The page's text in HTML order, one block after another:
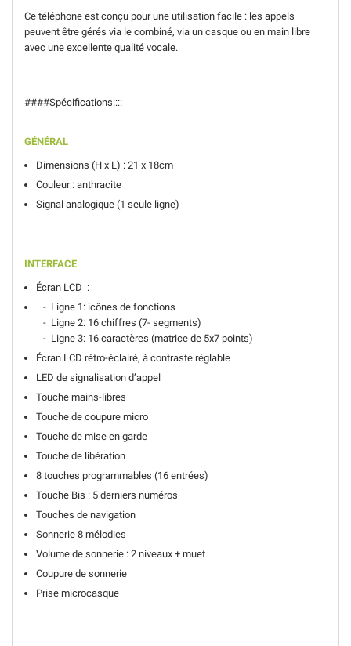
Ce téléphone est conçu pour une utilisation facile : les appels
peuvent être gérés via le combiné, via un casque ou en main libre
avec une excellente qualité vocale.
####Spécifications::::
GÉNÉRAL
Dimensions (H x L) : 21 x 18cm
Couleur : anthracite
Signal analogique (1 seule ligne)
INTERFACE
Écran LCD :
- Ligne 1: icônes de fonctions
- Ligne 2: 16 chiffres (7- segments)
- Ligne 3: 16 caractères (matrice de 5x7 points)
Écran LCD rétro-éclairé, à contraste réglable
LED de signalisation d’appel
Touche mains-libres
Touche de coupure micro
Touche de mise en garde
Touche de libération
8 touches programmables (16 entrées)
Touche Bis : 5 derniers numéros
Touches de navigation
Sonnerie 8 mélodies
Volume de sonnerie : 2 niveaux + muet
Coupure de sonnerie
Prise microcasque